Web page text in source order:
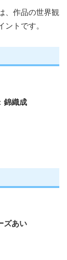
、作品の世界観
ントです。
錦織成
ズあい